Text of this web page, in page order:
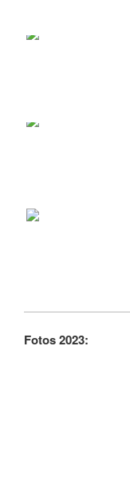
Fotos 2023: